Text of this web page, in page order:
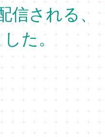
信される
た。